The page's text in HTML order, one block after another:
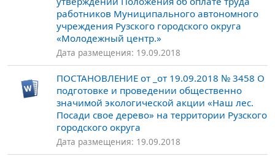
работников Муниципального автономного
учреждения Рузского городского округа
«Молодежный центр.»
Дата размещения: 19.09.2018
ПОСТАНОВЛЕНИЕ от _от 19.09.2018 № 3458 О
подготовке и проведении общественно
значимой экологической акции «Наш лес.
Посади свое дерево» на территории Рузского
городского округа
Дата размещения: 19.09.2018